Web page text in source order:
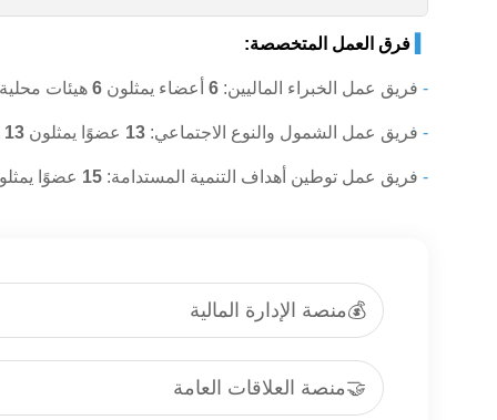
فرق العمل المتخصصة:
- فريق عمل الخبراء الماليين: 6 أعضاء يمثلون 6 هيئات محلية
- فريق عمل الشمول والنوع الاجتماعي: 13 عضوًا يمثلون 13
- فريق عمل توطين أهداف التنمية المستدامة: 15 عضوًا
💰منصة الإدارة المالية
🤝منصة العلاقات العامة